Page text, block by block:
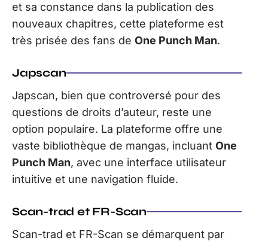
et sa constance dans la publication des
nouveaux chapitres, cette plateforme est
très prisée des fans de One Punch Man.
Japscan
Japscan, bien que controversé pour des
questions de droits d’auteur, reste une
option populaire. La plateforme offre une
vaste bibliothèque de mangas, incluant One
Punch Man, avec une interface utilisateur
intuitive et une navigation fluide.
Scan-trad et FR-Scan
Scan-trad et FR-Scan se démarquent par